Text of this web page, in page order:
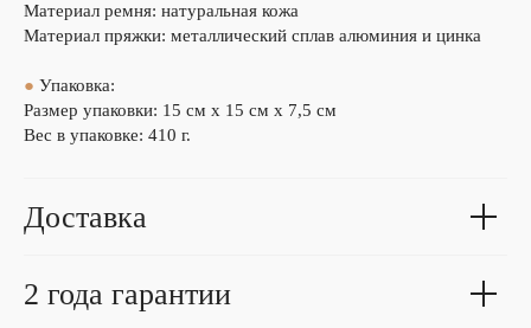
Материал ремня: натуральная кожа
Материал пряжки: металлический сплав алюминия и цинка
● Упаковка:
Размер упаковки: 15 см х 15 см х 7,5 см
Вес в упаковке: 410 г.
Доставка
2 года гарантии